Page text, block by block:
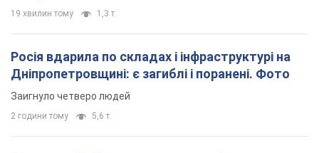
19 хвилин тому 1,3 т.
Росія вдарила по складах і інфраструктурі на
Дніпропетровщині: є загиблі і поранені. Фото
Заигнуло четверо людей
2 години тому 5,6 т.